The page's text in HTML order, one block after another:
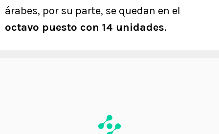
árabes, por su parte, se quedan en el
octavo puesto con 14 unidades.